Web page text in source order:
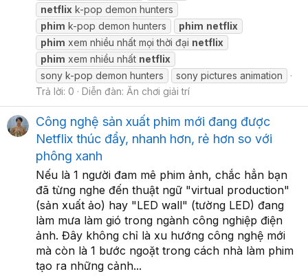
netflix k-pop demon hunters
phim k-pop demon hunters phim netflix
phim xem nhiều nhất mọi thời đại netflix
phim xem nhiều nhất netflix
sony k-pop demon hunters
sony pictures animation
Trả lời: 0
Diễn đàn: Ăn chơi giải trí
Công nghệ sản xuất phim mới đang được
Netflix thúc đẩy, nhanh hơn, rẻ hơn so với
phông xanh
Nếu là 1 người đam mê phim ảnh, chắc hẳn bạn
đã từng nghe đến thuật ngữ "virtual production"
(sản xuất ảo) hay "LED wall" (tường LED) đang
làm mưa làm gió trong ngành công nghiệp điện
ảnh. Đây không chỉ là xu hướng công nghệ mới
mà còn là 1 bước ngoặt trong cách nhà làm phim
tạo ra những cảnh...